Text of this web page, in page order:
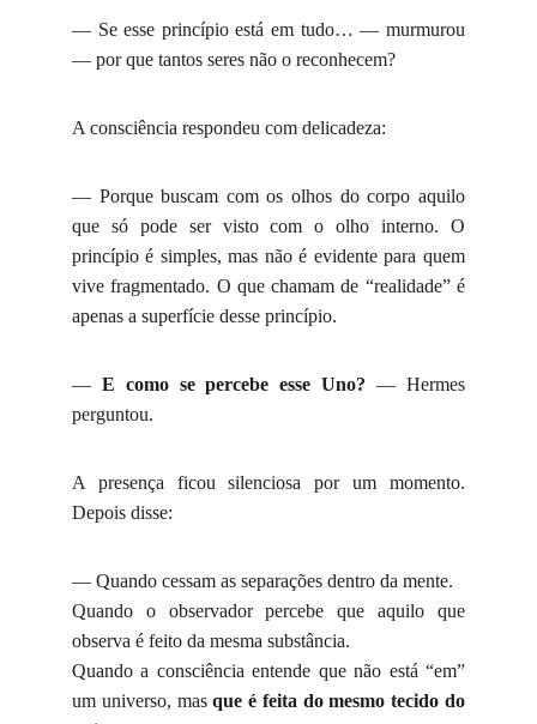
— Se esse princípio está em tudo… — murmurou
— por que tantos seres não o reconhecem?
A consciência respondeu com delicadeza:
— Porque buscam com os olhos do corpo aquilo
que só pode ser visto com o olho interno. O
princípio é simples, mas não é evidente para quem
vive fragmentado. O que chamam de “realidade” é
apenas a superfície desse princípio.
— E como se percebe esse Uno? — Hermes
perguntou.
A presença ficou silenciosa por um momento.
Depois disse:
— Quando cessam as separações dentro da mente.
Quando o observador percebe que aquilo que
observa é feito da mesma substância.
Quando a consciência entende que não está “em”
um universo, masque é feita do mesmo tecido do